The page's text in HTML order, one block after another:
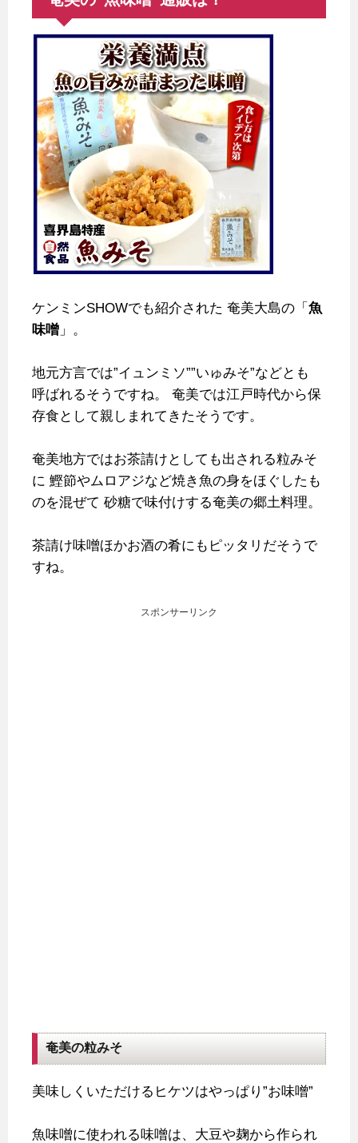
ケンミンSHOWでも紹介された 奄美大島の「 魚
味噌 」。
地元方言では”イュンミソ””いゅみそ”などとも
呼ばれるそうですね。
奄美では江戸時代から保
存食として親しまれてきたそうです。
奄美地方ではお茶請けとしても出される粒みそ
に 鰹節やムロアジなど焼き魚の身をほぐしたも
のを混ぜて 砂糖で味付けする奄美の郷土料理。
茶請け味噌ほかお酒の肴にもピッタリだそうで
すね。
スポンサーリンク
奄美の粒みそ
美味しくいただけるヒケツはやっぱり”お味噌”
魚味噌に使われる味噌は、大豆や麹から作られ